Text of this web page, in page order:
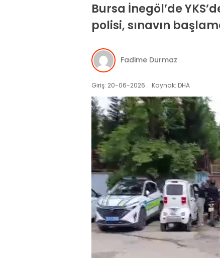
Bursa İnegöl’de
polisi, sınavın
Fadime Durmaz
Giriş: 20-06-2026 Kaynak: DHA